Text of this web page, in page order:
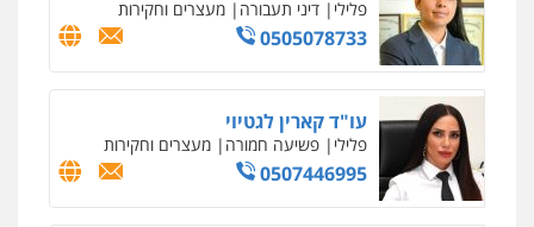
וחקירות
0525199949
עו"ד אסף גונן
פלילי פשע חמור תעבורה צבא מעצרים
וחקירות
0542255161